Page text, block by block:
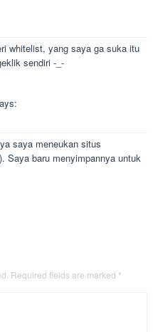
whitelist, yang saya ga suka itu
sendiri -_-
saya meneukan situs
Saya baru menyimpannya untuk
Required fields are marked *